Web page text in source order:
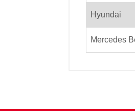
Hyundai
Mercedes